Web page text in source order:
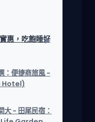
惠，吃飽睡好
：便捷商旅風 -
Hotel)
大 - 田尾民宿：